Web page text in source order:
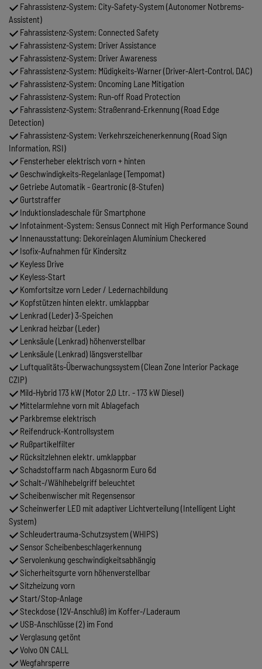
Fahrassistenz-System: City-Safety-System (Autonomer Notbrems-
Assistent)
Fahrassistenz-System: Connected Safety
Fahrassistenz-System: Driver Assistance
Fahrassistenz-System: Driver Awareness
Fahrassistenz-System: Müdigkeits-Warner (Driver-Alert-Control, DAC)
Fahrassistenz-System: Oncoming Lane Mitigation
Fahrassistenz-System: Run-off Road Protection
Fahrassistenz-System: Straßenrand-Erkennung (Road Edge
Detection)
Fahrassistenz-System: Verkehrszeichenerkennung (Road Sign
Information, RSI)
Fensterheber elektrisch vorn + hinten
Geschwindigkeits-Regelanlage (Tempomat)
Getriebe Automatik - Geartronic (8-Stufen)
Gurtstraffer
Induktionsladeschale für Smartphone
Infotainment-System: Sensus Connect mit High Performance Sound
Innenausstattung: Dekoreinlagen Aluminium Checkered
Isofix-Aufnahmen für Kindersitz
Keyless Drive
Keyless-Start
Komfortsitze vorn Leder / Ledernachbildung
Kopfstützen hinten elektr. umklappbar
Lenkrad (Leder) 3-Speichen
Lenkrad heizbar (Leder)
Lenksäule (Lenkrad) höhenverstellbar
Lenksäule (Lenkrad) längsverstellbar
Luftqualitäts-Überwachungssystem (Clean Zone Interior Package
CZIP)
Mild-Hybrid 173 kW (Motor 2,0 Ltr. - 173 kW Diesel)
Mittelarmlehne vorn mit Ablagefach
Parkbremse elektrisch
Reifendruck-Kontrollsystem
Rußpartikelfilter
Rücksitzlehnen elektr. umklappbar
Schadstoffarm nach Abgasnorm Euro 6d
Schalt-/Wählhebelgriff beleuchtet
Scheibenwischer mit Regensensor
Scheinwerfer LED mit adaptiver Lichtverteilung (Intelligent Light
System)
Schleudertrauma-Schutzsystem (WHIPS)
Sensor Scheibenbeschlagerkennung
Servolenkung geschwindigkeitsabhängig
Sicherheitsgurte vorn höhenverstellbar
Sitzheizung vorn
Start/Stop-Anlage
Steckdose (12V-Anschluß) im Koffer-/Laderaum
USB-Anschlüsse (2) im Fond
Verglasung getönt
Volvo ON CALL
Wegfahrsperre